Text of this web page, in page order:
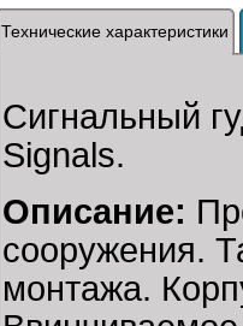
Технические характеристики
Сигнальный
Signals.
Описание:
сооружения.
монтажа.